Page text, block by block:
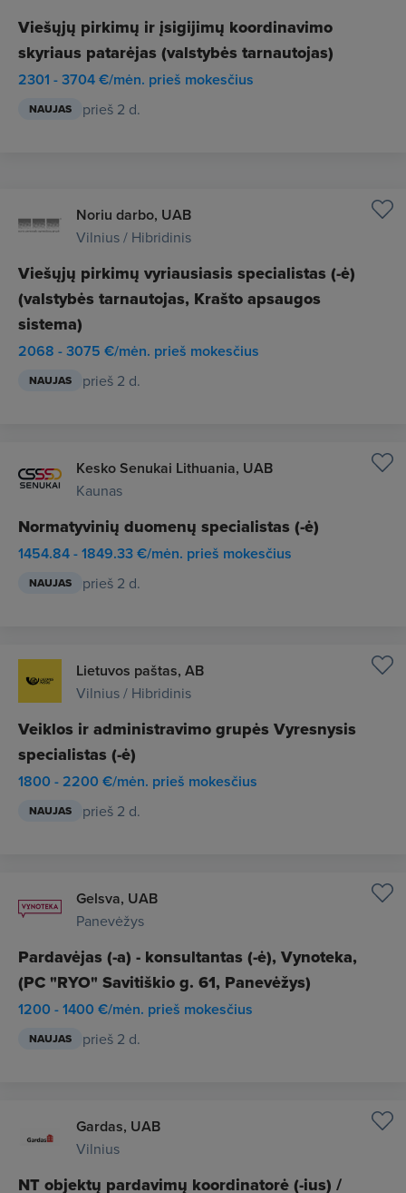
Viešųjų pirkimų ir įsigijimų koordinavimo
skyriaus patarėjas (valstybės tarnautojas)
2301 - 3704 €/mėn. prieš mokesčius
NAUJAS prieš 2 d.
Noriu darbo, UAB
Vilnius / Hibridinis
Viešųjų pirkimų vyriausiasis specialistas (-ė)
(valstybės tarnautojas, Krašto apsaugos
sistema)
2068 - 3075 €/mėn. prieš mokesčius
NAUJAS prieš 2 d.
Kesko Senukai Lithuania, UAB
Kaunas
Normatyvinių duomenų specialistas (-ė)
1454.84 - 1849.33 €/mėn. prieš mokesčius
NAUJAS prieš 2 d.
Lietuvos paštas, AB
Vilnius / Hibridinis
Veiklos ir administravimo grupės Vyresnysis
specialistas (-ė)
1800 - 2200 €/mėn. prieš mokesčius
NAUJAS prieš 2 d.
Gelsva, UAB
Panevėžys
Pardavėjas (-a) - konsultantas (-ė), Vynoteka,
(PC "RYO" Savitiškio g. 61, Panevėžys)
1200 - 1400 €/mėn. prieš mokesčius
NAUJAS prieš 2 d.
Gardas, UAB
Vilnius
NT objektų pardavimų koordinatorė (-ius) /